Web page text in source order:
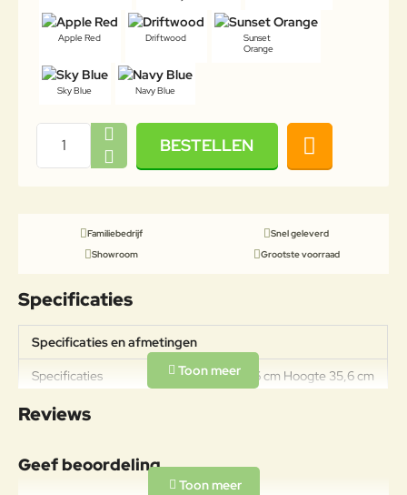
Apple Red Driftwood
Sunset
Orange
Sky Blue Navy Blue
BESTELLEN
Familiebedrijf
Snel geleverd
Showroom
Grootste voorraad
Specificaties
Specificaties en afmetingen
Specificaties Diameter 40,6 cm Hoogte 35,6 cm
Reviews
Geef beoordeling